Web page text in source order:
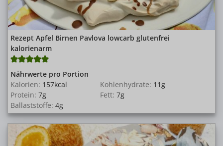
Rezept Apfel Birnen Pavlova lowcarb glutenfrei
kalorienarm
Nährwerte pro Portion
Kalorien: 157kcal Kohlenhydrate: 11g
Protein: 7g Fett: 7g
Ballaststoffe: 4g